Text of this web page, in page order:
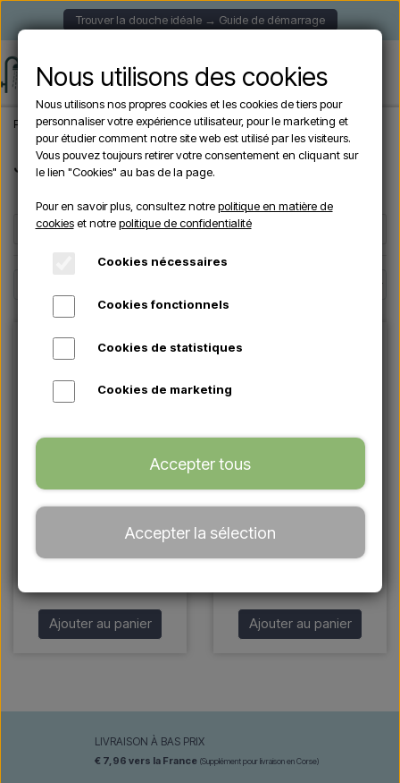
Trouver la douche idéale → Guide de démarrage
Page d'accueil Marques JOHO
JOHO
Filters
douchette en acier
inoxydable/noir
Ajouter au panier
douchette en acier
inoxydable
Ajouter au panier
LIVRAISON À BAS PRIX
€ 7,96 vers la France(Supplément pour livraison en Corse)
Nous utilisons des cookies
Nous utilisons nos propres cookies et les cookies de tiers pour
personnaliser votre expérience utilisateur, pour le marketing et
pour étudier comment notre site web est utilisé par les visiteurs.
Vous pouvez toujours retirer votre consentement en cliquant sur
le lien "Cookies" au bas de la page.
Pour en savoir plus, consultez notrepolitique en matière de
cookieset notrepolitique de confidentialité
Cookies nécessaires
Cookies fonctionnels
Cookies de statistiques
Cookies de marketing
Accepter tous
Accepter la sélection